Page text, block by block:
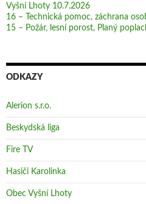
Vyšní Lhoty 10.7.2026
16 – Technická pomoc, záchrana
15 – Požár, lesní porost, Planý
ODKAZY
Alerion s.r.o.
Beskydská liga
Fire TV
Hasiči Karolinka
Obec Vyšní Lhoty